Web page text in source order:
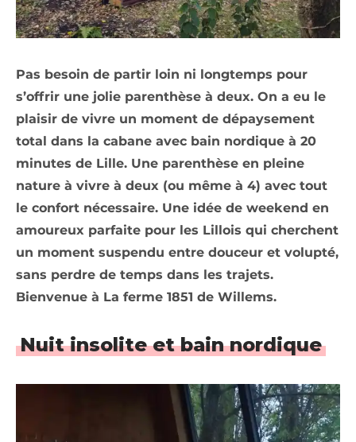
Pas besoin de partir loin ni longtemps pour
s’offrir une jolie parenthèse à deux. On a eu le
plaisir de vivre un moment de dépaysement
total dans la cabane avec bain nordique à 20
minutes de Lille. Une parenthèse en pleine
nature à vivre à deux (ou même à 4) avec tout
le confort nécessaire. Une idée de weekend en
amoureux parfaite pour les Lillois qui cherchent
un moment suspendu entre douceur et volupté,
sans perdre de temps dans les trajets.
Bienvenue à La ferme 1851 de Willems.
Nuit insolite et bain nordique